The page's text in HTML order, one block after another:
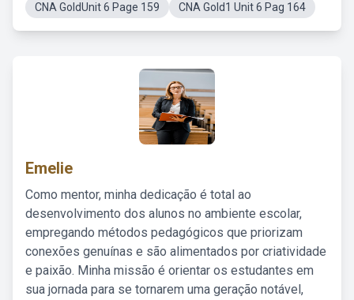
CNA GoldUnit 6 Page 159
CNA Gold1 Unit 6 Pag 164
Emelie
Como mentor, minha dedicação é total ao
desenvolvimento dos alunos no ambiente escolar,
empregando métodos pedagógicos que priorizam
conexões genuínas e são alimentados por criatividade
e paixão. Minha missão é orientar os estudantes em
sua jornada para se tornarem uma geração notável,